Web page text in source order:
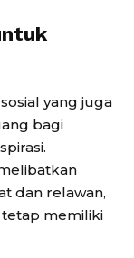
yang juga
bagi
dan relawan,
memiliki